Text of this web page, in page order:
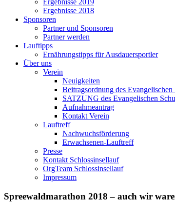
Ergebnisse 2019
Ergebnisse 2018
Sponsoren
Partner und Sponsoren
Partner werden
Lauftipps
Ernährungstipps für Ausdauersportler
Über uns
Verein
Neuigkeiten
Beitragsordnung des
SATZUNG des Evangelischen
Aufnahmeantrag
Kontakt Verein
Lauftreff
Nachwuchsförderung
Erwachsenen-Lauftreff
Presse
Kontakt Schlossinsellauf
OrgTeam Schlossinsellauf
Impressum
Spreewaldmarathon 2018 – auch wir